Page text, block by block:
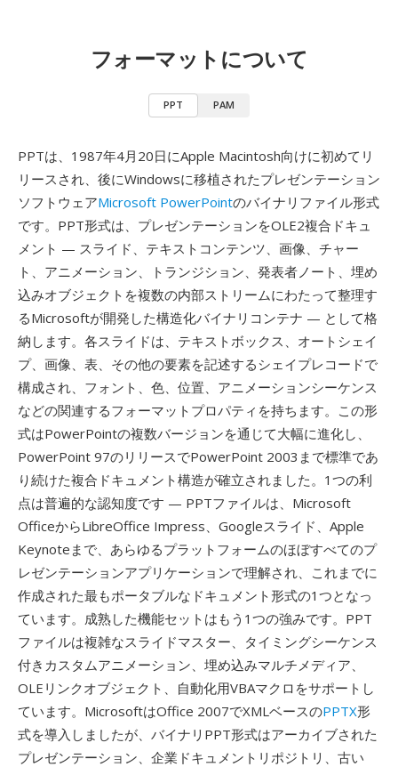
フォーマットについて
PPT PAM
PPTは、1987年4月20日にApple Macintosh向けに初めてリ
リースされ、後にWindowsに移植されたプレゼンテーション
ソフトウェアMicrosoft PowerPointのバイナリファイル形式
です。PPT形式は、プレゼンテーションをOLE2複合ドキュ
メント — スライド、テキストコンテンツ、画像、チャー
ト、アニメーション、トランジション、発表者ノート、埋め
込みオブジェクトを複数の内部ストリームにわたって整理す
るMicrosoftが開発した構造化バイナリコンテナ — として格
納します。各スライドは、テキストボックス、オートシェイ
プ、画像、表、その他の要素を記述するシェイプレコードで
構成され、フォント、色、位置、アニメーションシーケンス
などの関連するフォーマットプロパティを持ちます。この形
式はPowerPointの複数バージョンを通じて大幅に進化し、
PowerPoint 97のリリースでPowerPoint 2003まで標準であ
り続けた複合ドキュメント構造が確立されました。1つの利
点は普遍的な認知度です — PPTファイルは、Microsoft
OfficeからLibreOffice Impress、Googleスライド、Apple
Keynoteまで、あらゆるプラットフォームのほぼすべてのプ
レゼンテーションアプリケーションで理解され、これまでに
作成された最もポータブルなドキュメント形式の1つとなっ
ています。成熟した機能セットはもう1つの強みです。PPT
ファイルは複雑なスライドマスター、タイミングシーケンス
付きカスタムアニメーション、埋め込みマルチメディア、
OLEリンクオブジェクト、自動化用VBAマクロをサポートし
ています。MicrosoftはOffice 2007でXMLベースのPPTX形
式を導入しましたが、バイナリPPT形式はアーカイブされた
プレゼンテーション、企業ドキュメントリポジトリ、古い